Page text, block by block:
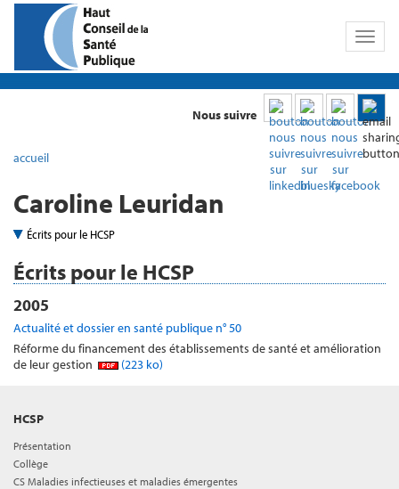
Toggle
Nous suivre
accueil
Caroline Leuridan
Écrits pour le HCSP
Écrits pour le HCSP
2005
Actualité et dossier en santé publique n° 50
Réforme du financement des établissements de santé et amélioration
de leur gestion
(223 ko)
HCSP
Présentation
Collège
CS Maladies infectieuses et maladies émergentes